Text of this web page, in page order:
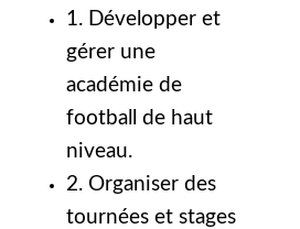
1. Développer et
gérer une
académie de
football de haut
niveau.
2. Organiser des
tournées et stages